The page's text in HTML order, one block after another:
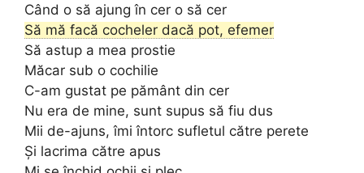
Când o să ajung în cer o să cer
Să mă facă cocheler dacă pot, efemer
Să astup a mea prostie
Măcar sub o cochilie
C-am gustat pe pământ din cer
Nu era de mine, sunt supus să fiu dus
Mii de-ajuns, îmi întorc sufletul către perete
Și lacrima către apus